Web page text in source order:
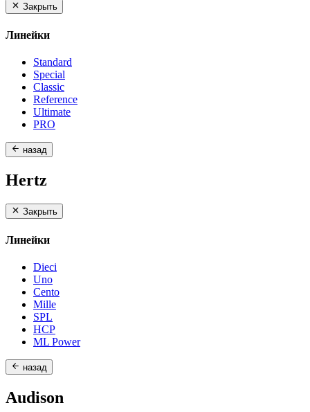
Закрыть
Линейки
Standard
Special
Classic
Reference
Ultimate
PRO
назад
Hertz
Закрыть
Линейки
Dieci
Uno
Cento
Mille
SPL
HCP
ML Power
назад
Audison